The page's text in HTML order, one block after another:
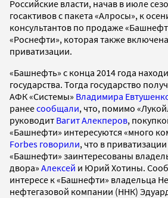
Российские власти, начав в июле
госактивов с пакета «Алросы», к
консультантов по продаже
«Роснефти», которая также
приватизации.
«Башнефть» с конца 2014 года
государства. Тогда государство
АФК «Системы» Владимира
ранеесообщали, что, помимо
руководит Вагит Алекперов,
«Башнефти» интересуются «много
Forbes говорили, что в
«Башнефти» заинтересованы
двора» Алексей и Юрий Хотины.
интересе к «Башнефти» владельца
нефтегазовой компании (ННК)